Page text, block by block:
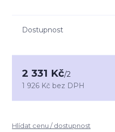
Dostupnost
2 331 Kč/2
1 926 Kč bez DPH
Hlídat cenu / dostupnost